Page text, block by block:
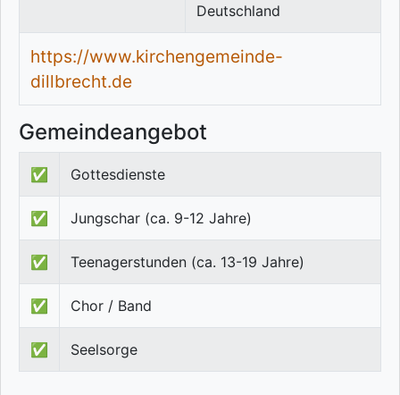
Deutschland
https://www.kirchengemeinde-
dillbrecht.de
Gemeindeangebot
✅ Gottesdienste
✅ Jungschar (ca. 9-12 Jahre)
✅ Teenagerstunden (ca. 13-19 Jahre)
✅ Chor / Band
✅ Seelsorge